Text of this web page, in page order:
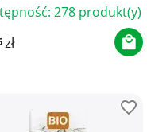
278 produkt(y)
zł